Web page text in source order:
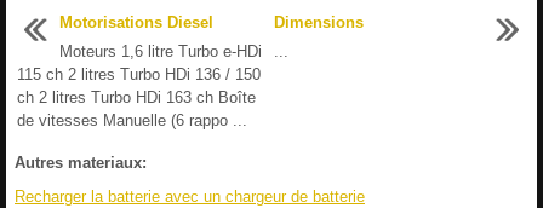
Motorisations Diesel
Moteurs 1,6 litre Turbo e-HDi
115 ch 2 litres Turbo HDi 136 / 150
ch 2 litres Turbo HDi 163 ch Boîte
de vitesses Manuelle (6 rappo ...
Dimensions
Autres materiaux:
Recharger la batterie avec un chargeur de batterie